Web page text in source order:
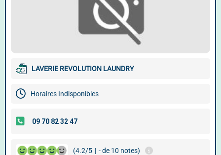
LAVERIE REVOLUTION LAUNDRY
Horaires Indisponibles
(4.2/5 | - de 10 notes)